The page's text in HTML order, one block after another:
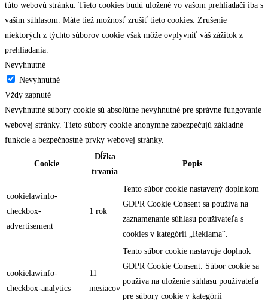
túto webovú stránku. Tieto cookies budú uložené vo vašom prehliadači iba s
vaším súhlasom. Máte tiež možnosť zrušiť tieto cookies. Zrušenie
niektorých z týchto súborov cookie však môže ovplyvniť váš zážitok z
prehliadania.
Nevyhnutné
Nevyhnutné
Vždy zapnuté
Nevyhnutné súbory cookie sú absolútne nevyhnutné pre správne fungovanie
webovej stránky. Tieto súbory cookie anonymne zabezpečujú základné
funkcie a bezpečnostné prvky webovej stránky.
Cookie
Dĺžka
trvania
Popis
cookielawinfo-
checkbox-
advertisement
1 rok
Tento súbor cookie nastavený doplnkom
GDPR Cookie Consent sa používa na
zaznamenanie súhlasu používateľa s
cookies v kategórii „Reklama“.
cookielawinfo-
checkbox-analytics
11
mesiacov
Tento súbor cookie nastavuje doplnok
GDPR Cookie Consent. Súbor cookie sa
používa na uloženie súhlasu používateľa
pre súbory cookie v kategórii